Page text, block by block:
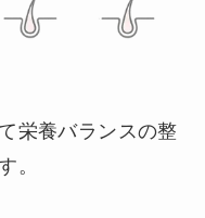
栄養バランスの整
。